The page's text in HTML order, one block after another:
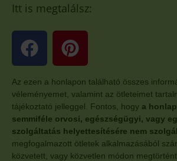
Itt is megtalálsz:
Az ezen a honlapon található összes
véleményemet, valamint az ötleteimet
tájékoztató jelleggel. Fontos, hogy a
semmiféle orvosi, egészségügyi, vagy
szolgáltatás helyettesítésére nem
megfogalmazott ötletek alkalmazásából
közvetett, vagy közvetlen módon